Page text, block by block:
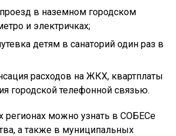
в наземном городском
и электричках;
детям в санаторий один раз в
расходов на ЖКХ, квартплаты
городской телефонной связью.
регионах можно узнать в СОБЕСе
а также в муниципальных